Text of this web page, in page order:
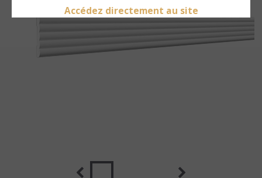
Accédez directement au site